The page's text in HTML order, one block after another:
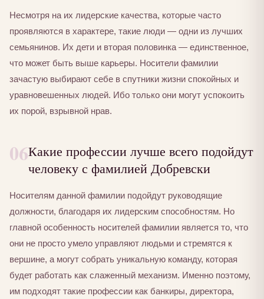
Несмотря на их лидерские качества, которые часто
проявляются в характере, такие люди — одни из лучших
семьянинов. Их дети и вторая половинка — единственное,
что может быть выше карьеры. Носители фамилии
зачастую выбирают себе в спутники жизни спокойных и
уравновешенных людей. Ибо только они могут успокоить
их порой, взрывной нрав.
06Какие профессии лучше всего подойдут
человеку с фамилией Добревски
Носителям данной фамилии подойдут руководящие
должности, благодаря их лидерским способностям. Но
главной особенность носителей фамилии является то, что
они не просто умело управляют людьми и стремятся к
вершине, а могут собрать уникальную команду, которая
будет работать как слаженный механизм. Именно поэтому,
им подходят такие профессии как банкиры, директора,